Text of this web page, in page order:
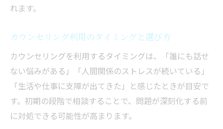
れます。
カウンセリング利用のタイミングと選び方
カウンセリングを利用するタイミングは、「誰にも話せ
ない悩みがある」「人間関係のストレスが続いている」
「生活や仕事に支障が出てきた」と感じたときが目安で
す。初期の段階で相談することで、問題が深刻化する前
に対処できる可能性が高まります。